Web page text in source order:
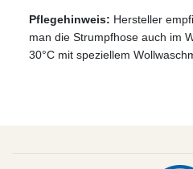
Pflegehinweis: Hersteller
man die Strumpfhose auch im
30°C mit speziellem